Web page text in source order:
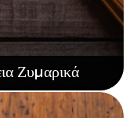
Ζυμαρικά